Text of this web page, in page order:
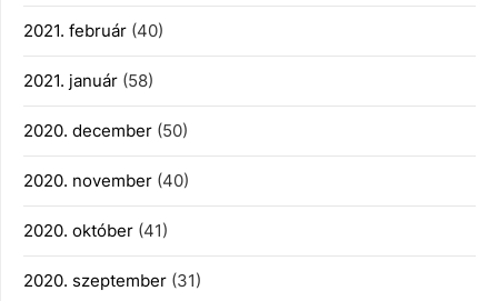
2021. február (40)
2021. január (58)
2020. december (50)
2020. november (40)
2020. október (41)
2020. szeptember (31)